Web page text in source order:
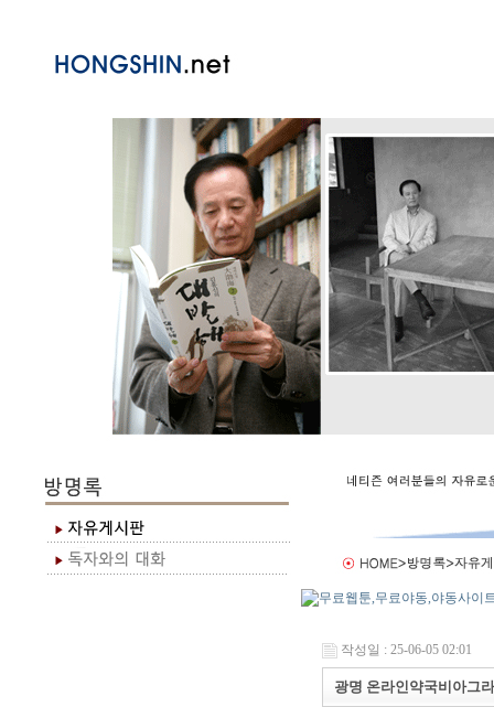
작성일 : 25-06-05 02:01
광명 온라인약국비아그